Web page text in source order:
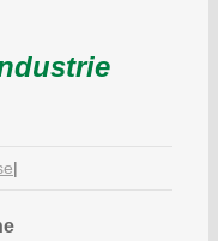
|